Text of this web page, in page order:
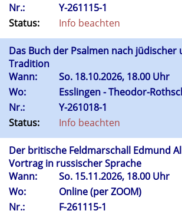
Nr.:
Y-261115-1
Status:
Info beachten
Das Buch der Psalmen nach
Tradition
Wann:
So. 18.10.2026, 18.00 Uhr
Wo:
Esslingen - Theodor-
Nr.:
Y-261018-1
Status:
Info beachten
Der britische Feldmarschall Edmund
Vortrag in russischer Sprache
Wann:
So. 15.11.2026, 18.00 Uhr
Wo:
Online (per ZOOM)
Nr.:
F-261115-1